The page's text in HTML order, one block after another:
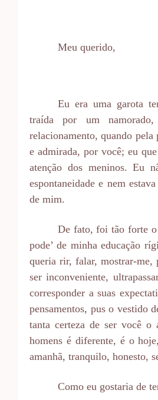
Meu querido,
Eu era uma garota
traída por um
relacionamento, quando
e admirada, por você; eu
atenção dos meninos. Eu
espontaneidade e nem
de mim.
De fato, foi tão forte o
pode’ de minha educação
queria rir, falar, mostrar-me,
ser inconveniente,
corresponder a suas
pensamentos, pus o vestido
tanta certeza de ser você o
homens é diferente, é o
amanhã, tranquilo, honesto,
Como eu gostaria de